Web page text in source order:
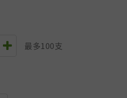
最多100支